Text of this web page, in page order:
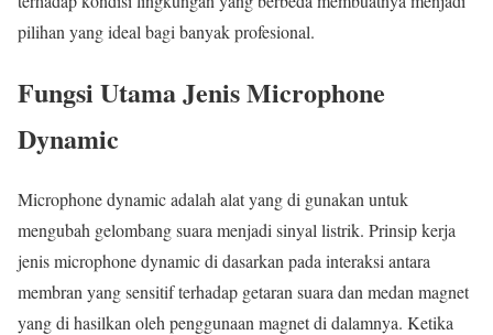
pilihan yang ideal bagi banyak profesional.
Fungsi Utama Jenis Microphone
Dynamic
Microphone dynamic adalah alat yang di gunakan untuk
mengubah gelombang suara menjadi sinyal listrik. Prinsip kerja
jenis microphone dynamic di dasarkan pada interaksi antara
membran yang sensitif terhadap getaran suara dan medan magnet
yang di hasilkan oleh penggunaan magnet di dalamnya. Ketika